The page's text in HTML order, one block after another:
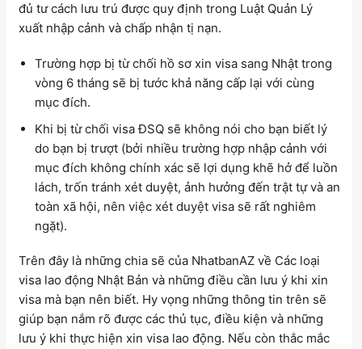
đủ tư cách lưu trú được quy định trong Luật Quản Lý
xuất nhập cảnh và chấp nhận tị nạn.
Trường hợp bị từ chối hồ sơ xin visa sang Nhật trong
vòng 6 tháng sẽ bị tước khả năng cấp lại với cùng
mục đích.
Khi bị từ chối visa ĐSQ sẽ không nói cho bạn biết lý
do bạn bị trượt (bởi nhiều trường hợp nhập cảnh với
mục đích không chính xác sẽ lợi dụng khẽ hở để luồn
lách, trốn tránh xét duyệt, ảnh hưởng đến trật tự và an
toàn xã hội, nên việc xét duyệt visa sẽ rất nghiêm
ngặt).
Trên đây là những chia sẽ của NhatbanAZ về Các loại
visa lao động Nhật Bản và những điều cần lưu ý khi xin
visa mà bạn nên biết. Hy vọng những thông tin trên sẽ
giúp bạn nắm rõ được các thủ tục, điều kiện và những
lưu ý khi thực hiện xin visa lao động. Nếu còn thắc mắc